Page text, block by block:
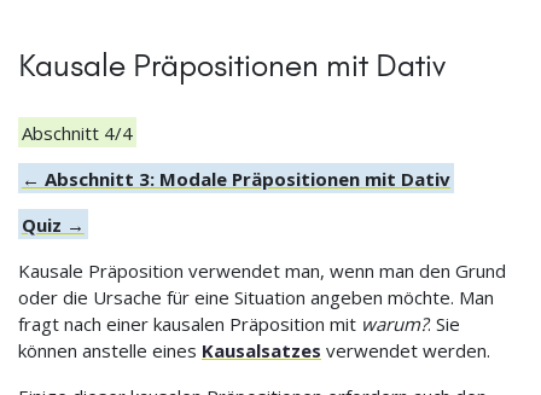
Kausale Präpositionen mit Dativ
Abschnitt 4/4
← Abschnitt 3: Modale Präpositionen mit Dativ
Quiz →
Kausale Präposition verwendet man, wenn man den Grund
oder die Ursache für eine Situation angeben möchte. Man
fragt nach einer kausalen Präposition mit warum?. Sie
können anstelle eines Kausalsatzes verwendet werden.